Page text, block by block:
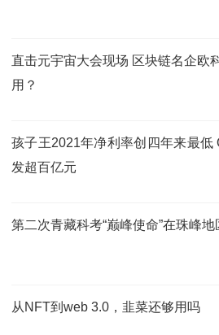
直击元宇宙大会现场 区块链名企欧
用？
孩子王2021年净利率创四年来最低
发超百亿元
第二次青藏科考“巅峰使命”在珠峰
从NFT到web 3.0，韭菜还够用吗